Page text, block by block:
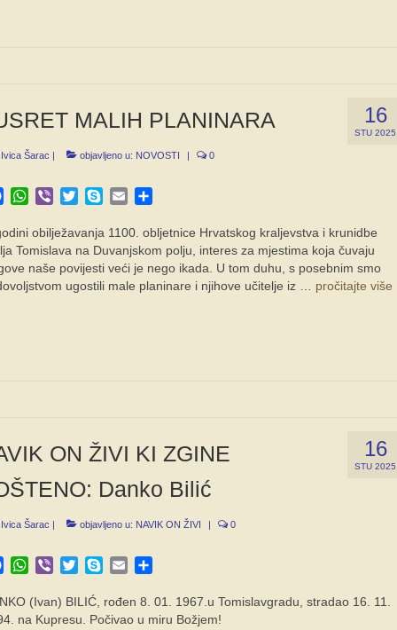
16
STU 2025
MALIH PLANINARA
Ivica Šarac | objavljeno u: NOVOSTI | 0
Facebook
WhatsApp
Viber TwitterSkypeEmail
obilježavanja 1100. obljetnice Hrvatskog kraljevstva i krunidbe
Tomislava na Duvanjskom polju, interes za mjestima koja čuvaju
naše povijesti veći je nego ikada. U tom duhu, s posebnim smo
ugostili male planinare i njihove učitelje iz … pročitajte više
16
STU 2025
ON ŽIVI KI ZGINE
Danko Bilić
Ivica Šarac objavljeno u: NAVIK ON ŽIVI 0
Facebook
WhatsApp
Viber TwitterSkypeEmail
(Ivan) BILIĆ, rođen 8. 01. 1967.u Tomislavgradu, stradao 16. 11.
na Kupresu. Počivao u miru Božjem!